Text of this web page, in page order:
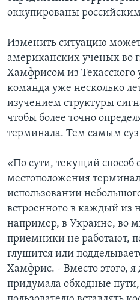
оккупированы
Изменить ситуацию
американских ученых во
Хамфрисом из Техасского
команда уже несколько
изучением структуры
чтобы более точно
терминала. Тем самым
«По сути, текущий способ
местоположения
использовании
встроенного в каждый из
например, в Украине, во
приемники не работают,
глушится или
Хамфрис. - Вместо этого,
придумала обходные